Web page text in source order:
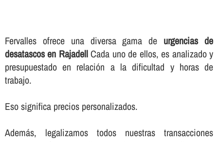
Fervalles ofrece una diversa gama de urgencias de
desatascos en RajadellCada uno de ellos, es analizado y
presupuestado en relación a la dificultad y horas de
trabajo.
Eso significa precios personalizados.
Además, legalizamos todos nuestras transacciones